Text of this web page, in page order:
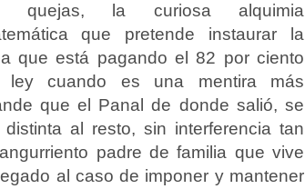
quejas, la curiosa alquimia
que pretende instaurar la
que está pagando el 82 por ciento
ley cuando es una mentira más
que el Panal de donde salió, se
al resto, sin interferencia tan
padre de familia que vive
al caso de imponer y mantener